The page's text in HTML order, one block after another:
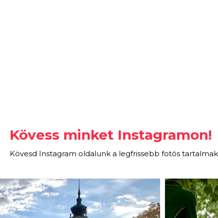
Kövess minket Instagramon!
Kövesd Instagram oldalunk a legfrissebb fotós